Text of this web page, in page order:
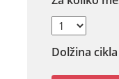
Dolžina cikla